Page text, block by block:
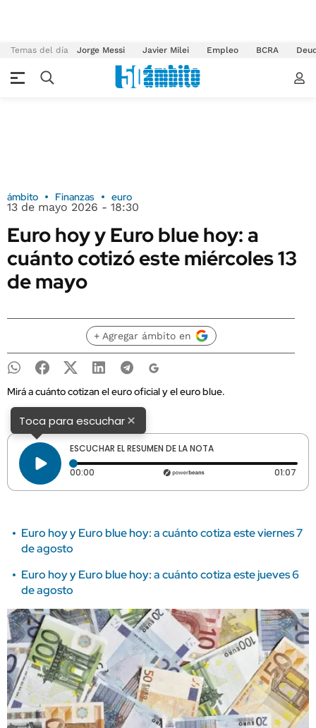
Temas del día Jorge Messi Javier Milei Empleo BCRA
ámbito Finanzas euro
13 de mayo 2026 - 18:30
Euro hoy y Euro blue hoy: a
cuánto cotizó este miércoles 13
de mayo
+ Agregar ámbito en
Mirá a cuánto cotizan el euro oficial y el euro blue.
Toca para escuchar×
ESCUCHAR EL RESUMEN DE LA NOTA
00:00 Tiempo transcurrido: 0 segundos 01:07
Euro hoy y Euro blue hoy: a cuánto cotiza este viernes 7
de agosto
Euro hoy y Euro blue hoy: a cuánto cotiza este jueves 6
de agosto